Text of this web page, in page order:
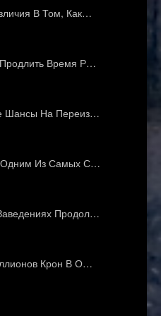
В Том, Как…
Время Р…
Шансы На Переиз…
Одним Из Самых С…
Продол…
Крон В О…